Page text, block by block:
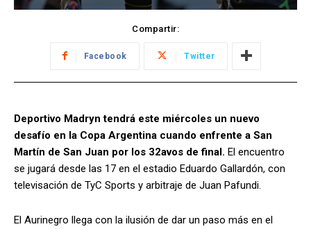
Compartir:
Facebook Twitter
Deportivo Madryn tendrá este miércoles un nuevo
desafío en la Copa Argentina cuando enfrente a San
Martín de San Juan por los 32avos de final. El encuentro
se jugará desde las 17 en el estadio Eduardo Gallardón, con
televisación de TyC Sports y arbitraje de Juan Pafundi.
El Aurinegro llega con la ilusión de dar un paso más en el